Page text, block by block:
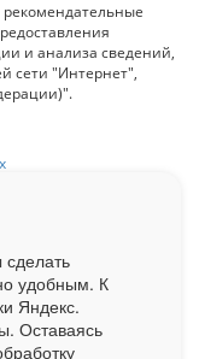
и анализа сведений,
сети "Интернет",
на сайте
по запросу
удобным. К
Яндекс.
Оставаясь